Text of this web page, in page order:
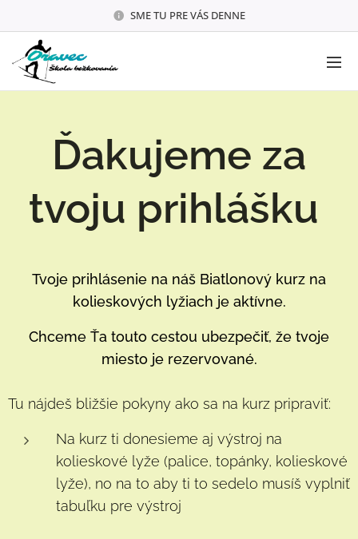
SME TU PRE VÁS DENNE
Ďakujeme za
tvoju prihlášku
Tvoje prihlásenie na náš Biatlonový kurz na
kolieskových lyžiach je aktívne.
Chceme Ťa touto cestou ubezpečiť, že tvoje
miesto je rezervované.
Tu nájdeš bližšie pokyny ako sa na kurz pripraviť:
Na kurz ti donesieme aj výstroj na
kolieskové lyže (palice, topánky, kolieskové
lyže), no na to aby ti to sedelo musíš vyplniť
tabuľku pre výstroj